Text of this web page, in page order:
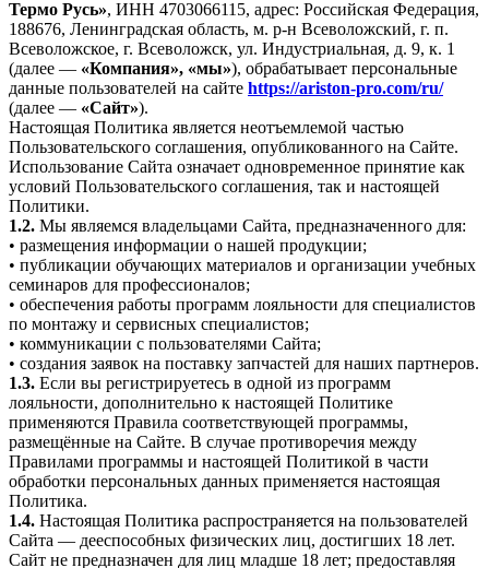
Термо Русь», ИНН 4703066115, адрес: Российская Федерация,
188676, Ленинградская область, м. р-н Всеволожский, г. п.
Всеволожское, г. Всеволожск, ул. Индустриальная, д. 9, к. 1
(далее — «Компания», «мы»), обрабатывает персональные
данные пользователей на сайте https://ariston-pro.com/ru/
(далее — «Сайт»).
Настоящая Политика является неотъемлемой частью
Пользовательского соглашения, опубликованного на Сайте.
Использование Сайта означает одновременное принятие как
условий Пользовательского соглашения, так и настоящей
Политики.
1.2. Мы являемся владельцами Сайта, предназначенного для:
• размещения информации о нашей продукции;
• публикации обучающих материалов и организации учебных
семинаров для профессионалов;
• обеспечения работы программ лояльности для специалистов
по монтажу и сервисных специалистов;
• коммуникации с пользователями Сайта;
• создания заявок на поставку запчастей для наших партнеров.
1.3. Если вы регистрируетесь в одной из программ
лояльности, дополнительно к настоящей Политике
применяются Правила соответствующей программы,
размещённые на Сайте. В случае противоречия между
Правилами программы и настоящей Политикой в части
обработки персональных данных применяется настоящая
Политика.
1.4. Настоящая Политика распространяется на пользователей
Сайта — дееспособных физических лиц, достигших 18 лет.
Сайт не предназначен для лиц младше 18 лет; предоставляя